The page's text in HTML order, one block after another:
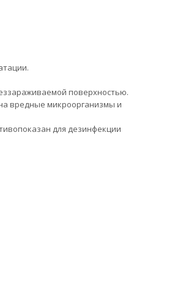
поверхностью.
вредные микроорганизмы и
для дезинфекции